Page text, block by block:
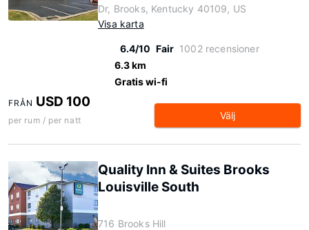
Dr, Brooks, Kentucky 40109, US
Visa karta
6.4/10 Fair 1002 recensioner
6.3 km
Gratis wi-fi
FRÅN USD 100
per rum / per natt Välj
Quality Inn & Suites Brooks
Louisville South
716 Brooks Hill